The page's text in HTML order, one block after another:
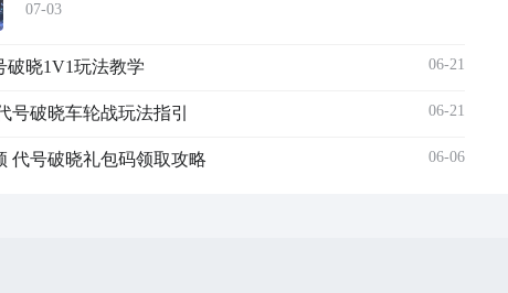
九游是手游福利第一名的游戏平台，归属阿里巴巴灵犀
礼包，各类节假日也会上新专属福利，而且新游开测、
破晓】最新版...
07-03
破晓1V1玩法教学 06-21
号破晓车轮战玩法指引 06-21
代号破晓礼包码领取攻略​ 06-06